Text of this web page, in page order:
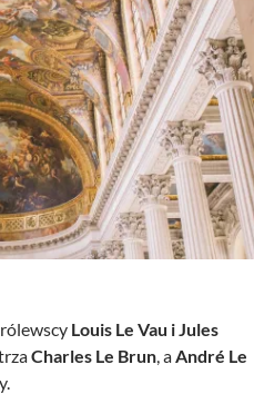
Louis Le Vau i Jules
Charles Le Brun, aAndré Le